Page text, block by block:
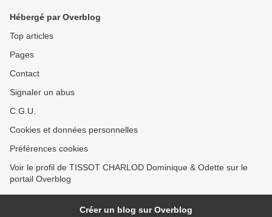
Hébergé par Overblog
Top articles
Pages
Contact
Signaler un abus
C.G.U.
Cookies et données personnelles
Préférences cookies
Voir le profil de TISSOT CHARLOD Dominique & Odette sur le
portail Overblog
Créer un blog sur Overblog